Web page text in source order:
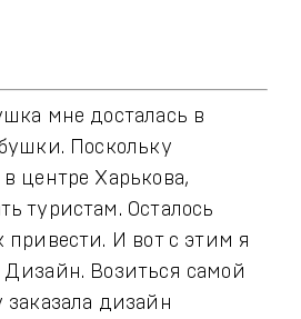
мне досталась в
Поскольку
центре Харькова,
туристам. Осталось
привести. И вот с этим я
Возиться самой
заказала дизайн